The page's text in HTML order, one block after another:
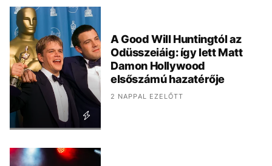
A Good Will Huntingtól az
Odüsszeiáig: így lett Matt
Damon Hollywood
elsőszámú hazatérője
2 NAPPAL EZELŐTT